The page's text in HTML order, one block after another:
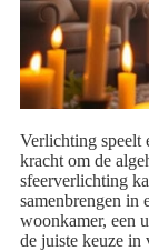
Verlichting speelt
kracht om de
sfeerverlichting
samenbrengen in
woonkamer, een
de juiste keuze